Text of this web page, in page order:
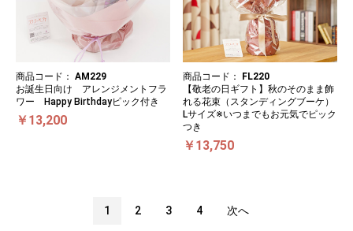
商品コード： AM229
お誕生日向け アレンジメントフラ
ワー Happy Birthdayピック付き
￥13,200
商品コード：
FL220
【敬老の日ギフト】秋のそのまま飾
れる花束（スタンディングブーケ）
Lサイズ※いつまでもお元気でピック
つき
￥13,750
1 2 3 4 次へ